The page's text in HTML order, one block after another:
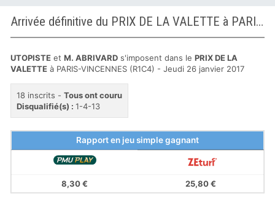
Arrivée définitive du PRIX DE LA VALETTE à PARIS-VINCENNES
UTOPISTE et M. ABRIVARD s'imposent dans le PRIX DE LA
VALETTE à PARIS-VINCENNES (R1C4) - Jeudi 26 janvier 2017
18 inscrits - Tous ont couru
Disqualifié(s) : 1-4-13
Rapport en jeu simple gagnant
8,30 € 25,80 €